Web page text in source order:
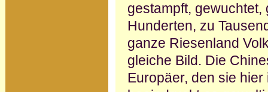
gestampft,
Hunderten, zu
ganze Riesenland
gleiche Bild. Die
Europäer, den sie